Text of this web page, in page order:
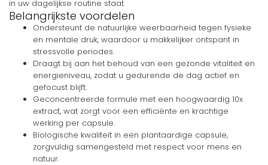
in uw dagelijkse routine staat.
Belangrijkste voordelen
Ondersteunt de natuurlijke weerbaarheid tegen fysieke
en mentale druk, waardoor u makkelijker ontspant in
stressvolle periodes.
Draagt bij aan het behoud van een gezonde vitaliteit en
energieniveau, zodat u gedurende de dag actief en
gefocust blijft.
Geconcentreerde formule met een hoogwaardig 10x
extract, wat zorgt voor een efficiënte en krachtige
werking per capsule.
Biologische kwaliteit in een plantaardige capsule,
zorgvuldig samengesteld met respect voor mens en
natuur.